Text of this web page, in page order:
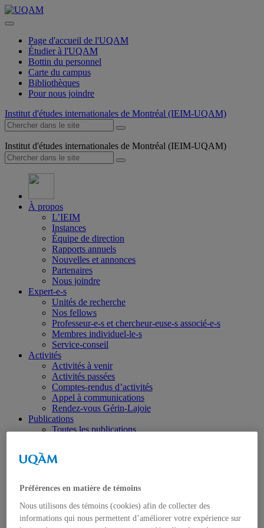
Page d'accueil de l'UQAM
Étudier à l'UQAM
Bottin du personnel
Carte du campus
Bibliothèques
Pour nous joindre
Institut d'études internationales de Montréal (IEIM-UQAM)
Institut d'études internationales de Montréal (IEIM-UQAM)
À propos
L’IEIM
Instances
Équipe de direction
Rapports annuels
Nouvelles et annonces
Partenaires
Nous joindre
Expert-e-s
Unités de recherche
Nos fellows
Professeur-e-s et chercheur-euse-s associé-e-s
Membres individuel-le-s
Service-conseil
Activités
Activités à venir
Activités passées
Comptes-rendus d’activités
Appel à communications
Rendez-vous Gérin-Lajoie
Publications
Toutes les publications
Portraits
Haïti
Balados – Les conférences de l’IEIM
Étudiant-e-s
Emplois, bourses et stages
Préférences en matière de témoins
Nous utilisons des témoins (cookies) afin de collecter des
informations qui nous permettent d’améliorer votre expérience sur